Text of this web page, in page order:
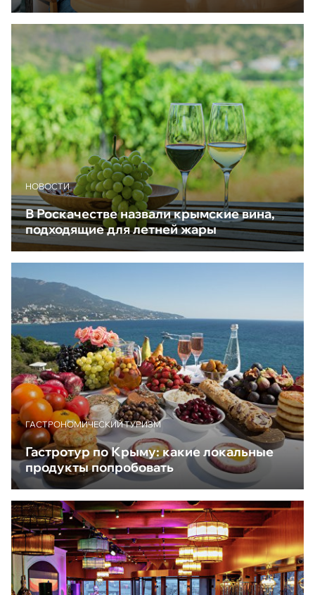
НОВОСТИ
В Роскачестве назвали крымские вина,
подходящие для летней жары
ГАСТРОНОМИЧЕСКИЙ ТУРИЗМ
Гастротур по Крыму: какие локальные
продукты попробовать